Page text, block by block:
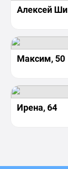
Максим, 50
Ирена, 64